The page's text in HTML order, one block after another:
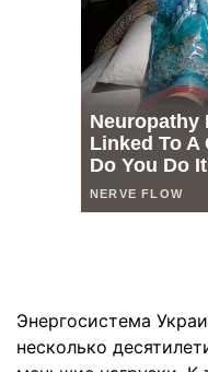
Энергосистема
несколько